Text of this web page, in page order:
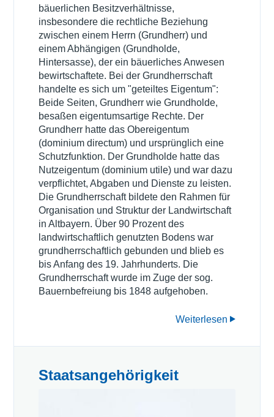
bäuerlichen Besitzverhältnisse,
insbesondere die rechtliche Beziehung
zwischen einem Herrn (Grundherr) und
einem Abhängigen (Grundholde,
Hintersasse), der ein bäuerliches Anwesen
bewirtschaftete. Bei der Grundherrschaft
handelte es sich um "geteiltes Eigentum":
Beide Seiten, Grundherr wie Grundholde,
besaßen eigentumsartige Rechte. Der
Grundherr hatte das Obereigentum
(dominium directum) und ursprünglich eine
Schutzfunktion. Der Grundholde hatte das
Nutzeigentum (dominium utile) und war dazu
verpflichtet, Abgaben und Dienste zu leisten.
Die Grundherrschaft bildete den Rahmen für
Organisation und Struktur der Landwirtschaft
in Altbayern. Über 90 Prozent des
landwirtschaftlich genutzten Bodens war
grundherrschaftlich gebunden und blieb es
bis Anfang des 19. Jahrhunderts. Die
Grundherrschaft wurde im Zuge der sog.
Bauernbefreiung bis 1848 aufgehoben.
Weiterlesen
Staatsangehörigkeit